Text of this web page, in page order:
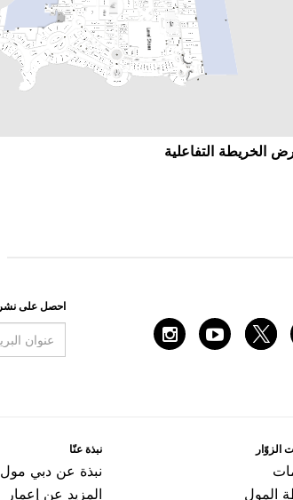
اﻟﺨﺮﻳﻄﺔ اﻟﺘﻔﺎﻋﻠﻴﺔ
اﺣﺼﻞ ﻋﻠﻰ
اﻟﺰﻭّاﺭ
اﻟﻤﻮﻝ
ﻧﺒﺬﺓ ﻋﻨّﺎ
ﻧﺒﺬﺓ ﻋﻦ ﺩﺑﻲ ﻣﻮﻝ
المزيد عن إعمار